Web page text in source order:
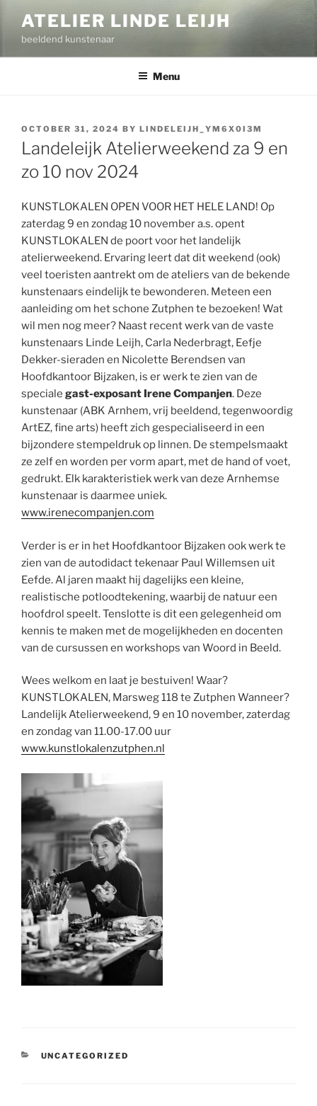
content
ATELIER LINDE LEIJH
beeldend kunstenaar
Menu
POSTED
ON
OCTOBER 31, 2024 BY LINDELEIJH_YM6X0I3M
Landeleijk Atelierweekend za 9 en
zo 10 nov 2024
KUNSTLOKALEN OPEN VOOR HET HELE LAND! Op
zaterdag 9 en zondag 10 november a.s. opent
KUNSTLOKALEN de poort voor het landelijk
atelierweekend. Ervaring leert dat dit weekend (ook)
veel toeristen aantrekt om de ateliers van de bekende
kunstenaars eindelijk te bewonderen. Meteen een
aanleiding om het schone Zutphen te bezoeken! Wat
wil men nog meer? Naast recent werk van de vaste
kunstenaars Linde Leijh, Carla Nederbragt, Eefje
Dekker-sieraden en Nicolette Berendsen van
Hoofdkantoor Bijzaken, is er werk te zien van de
speciale gast-exposant Irene Companjen. Deze
kunstenaar (ABK Arnhem, vrij beeldend, tegenwoordig
ArtEZ, fine arts) heeft zich gespecialiseerd in een
bijzondere stempeldruk op linnen. De stempelsmaakt
ze zelf en worden per vorm apart, met de hand of voet,
gedrukt. Elk karakteristiek werk van deze Arnhemse
kunstenaar is daarmee uniek.
www.irenecompanjen.com
Verder is er in het Hoofdkantoor Bijzaken ook werk te
zien van de autodidact tekenaar Paul Willemsen uit
Eefde. Al jaren maakt hij dagelijks een kleine,
realistische potloodtekening, waarbij de natuur een
hoofdrol speelt. Tenslotte is dit een gelegenheid om
kennis te maken met de mogelijkheden en docenten
van de cursussen en workshops van Woord in Beeld.
Wees welkom en laat je bestuiven! Waar?
KUNSTLOKALEN, Marsweg 118 te Zutphen Wanneer?
Landelijk Atelierweekend, 9 en 10 november, zaterdag
en zondag van 11.00-17.00 uur
www.kunstlokalenzutphen.nl
CATEGORIES
UNCATEGORIZED